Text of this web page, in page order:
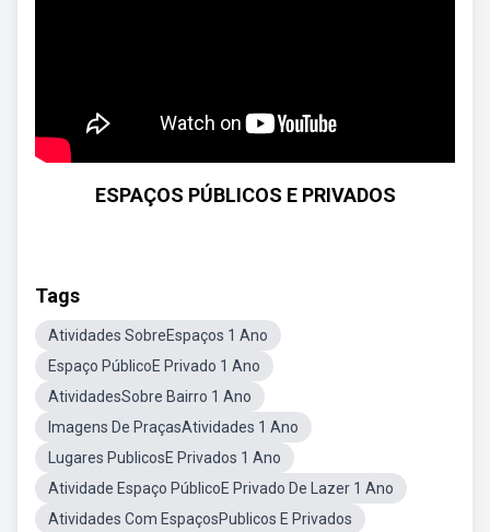
ESPAÇOS PÚBLICOS E PRIVADOS
Tags
Atividades SobreEspaços 1 Ano
Espaço PúblicoE Privado 1 Ano
AtividadesSobre Bairro 1 Ano
Imagens De PraçasAtividades 1 Ano
Lugares PublicosE Privados 1 Ano
Atividade Espaço PúblicoE Privado De Lazer 1 Ano
Atividades Com EspaçosPublicos E Privados